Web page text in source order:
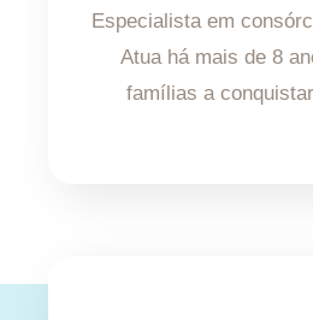
Especialista em
Atua há mais de 8
famílias a